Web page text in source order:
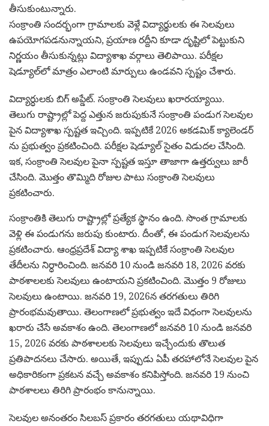
తీసుకుంటున్నారు.
సంక్రాంతి సందర్భంగా గ్రామాలకు వెళ్లే విద్యార్థులకు ఈ సెలవులు
ఉపయోగపడనున్నాయని, ప్రయాణ రద్దీని కూడా దృష్టిలో పెట్టుకుని
నిర్ణయం తీసుకున్నట్లు విద్యాశాఖ వర్గాలు తెలిపాయి. పరీక్షల
షెడ్యూల్‌లో మాత్రం ఎలాంటి మార్పులు ఉండవని స్పష్టం చేశారు.
విద్యార్ధులకు బిగ్ అప్డేట్. సంక్రాంతి సెలవులు ఖరారయ్యాయి.
తెలుగు రాష్ట్రాల్లో పెద్ద ఎత్తున జరుపుకునే సంక్రాంతి పండుగ సెలవుల
పైన విద్యాశాఖ స్పష్టత ఇచ్చింది. ఇప్పటికే 2026 అకడమిక్ క్యాలెండర్
ను ప్రభుత్వం ప్రకటించింది. పరీక్షల షెడ్యూల్ సైతం విడుదల చేసింది.
ఇక, సంక్రాంతి సెలవుల పైనా స్పష్టత ఇస్తూ తాజాగా ఉత్తర్వులు జారీ
చేసింది. మొత్తం తొమ్మిది రోజుల పాటు సంక్రాంతి సెలవులు
ప్రకటించారు.
సంక్రాంతికి తెలుగు రాష్ట్రాల్లో ప్రత్యేక స్థానం ఉంది. సొంత గ్రామాలకు
వెళ్లి ఈ పండుగను జరుపు కుంటారు. దీంతో, ఈ పండుగ సెలవులను
ప్రకటించారు. ఆంధ్రప్రదేశ్ విద్యా శాఖ ఇప్పటికే సంక్రాంతి సెలవుల
తేదీలను నిర్ధారించింది. జనవరి 10 నుండి జనవరి 18, 2026 వరకు
పాఠశాలలకు సెలవులు ఉంటాయని ప్రకటించింది. మొత్తం 9 రోజులు
సెలవులు ఉంటాయి. జనవరి 19, 2026న తరగతులు తిరిగి
ప్రారంభమవుతాయి. తెలంగాణలో ప్రభుత్వం ఇదే విధంగా సెలవులను
ఖరారు చేసే అవకాశం ఉంది. తెలంగాణలో జనవరి 10 నుండి జనవరి
15, 2026 వరకు పాఠశాలలకు సెలవులు ఇచ్చేందుకు తొలుత
ప్రతిపాదనలు చేసారు. అయితే, ఇప్పుడు ఏపీ తరహాలోనే సెలవుల పైన
అధికారికంగా ప్రకటన వచ్చే అవకాశం కనిపిస్తోంది. జనవరి 19 నుంచి
పాఠశాలలు తిరిగి ప్రారంభం కానున్నాయి.
సెలవుల అనంతరం సిలబస్ ప్రకారం తరగతులు యథావిధిగా